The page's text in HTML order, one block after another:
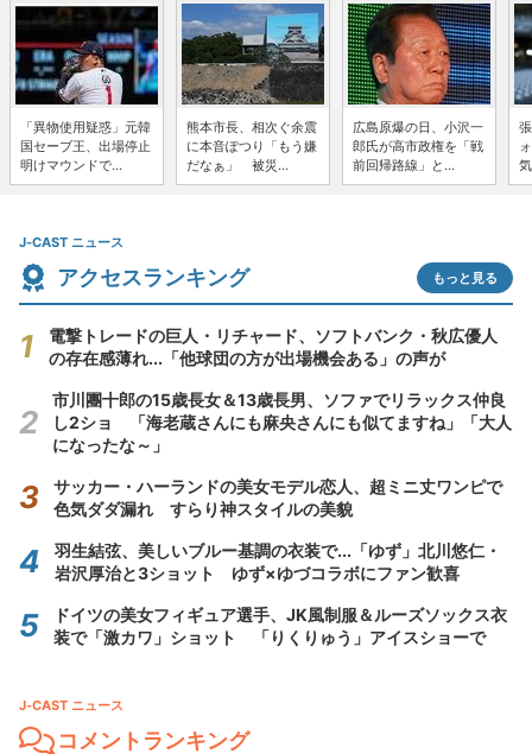
「異物使用疑惑」元韓
国セーブ王、出場停止
明けマウンドで...
熊本市長、相次ぐ余震
に本音ぽつり「もう嫌
だなぁ」 被災...
広島原爆の日、小沢一
郎氏が高市政権を「戦
前回帰路線」と...
J-CAST ニュース
アクセスランキング もっと見る
電撃トレードの巨人・リチャード、ソフトバンク・秋広優人
の存在感薄れ...「他球団の方が出場機会ある」の声が
市川團十郎の15歳長女＆13歳長男、ソファでリラックス仲良
し2ショ 「海老蔵さんにも麻央さんにも似てますね」「大人
になったな～」
サッカー・ハーランドの美女モデル恋人、超ミニ丈ワンピで
色気ダダ漏れ すらり神スタイルの美貌
羽生結弦、美しいブルー基調の衣装で...「ゆず」北川悠仁・
岩沢厚治と3ショット ゆず×ゆづコラボにファン歓喜
ドイツの美女フィギュア選手、JK風制服＆ルーズソックス衣
装で「激カワ」ショット 「りくりゅう」アイスショーで
J-CAST ニュース
コメントランキング